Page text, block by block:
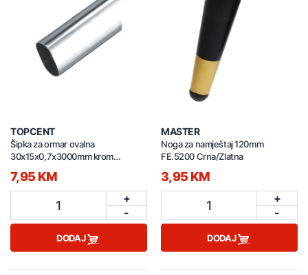
TOPCENT
Šipka za ormar ovalna
30x15x0,7x3000mm krom
7,95 KM
1
+
-
DODAJ
MASTER
Noga za namještaj 120mm
FE.5200 Crna/Zlatna
3,95 KM
1
+
-
DODAJ